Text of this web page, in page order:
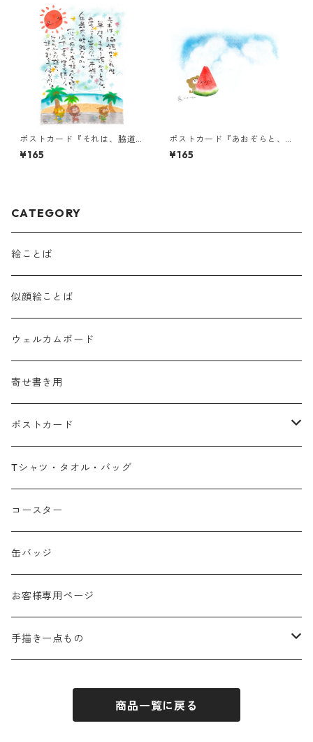
ポストカード『それは、脇道
かもしれん。・・・』
¥165
ポストカード『あおぞらと、
スイカくまちゃん（言葉な
し）』
¥165
CATEGORY
絵ことば
似顔絵ことば
ウェルカムボード
寄せ書き用
ポストカード
広島弁
春
夏
秋
冬
Tシャツ・タオル・バッグ
コースター
缶バッジ
お客様専用ページ
手描き一点もの
手描きウォールポケット
商品一覧に戻る